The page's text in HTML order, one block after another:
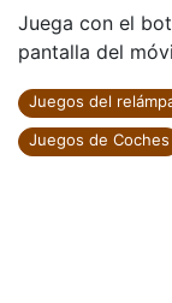
Juega con el
pantalla del
Juegos del
Juegos de Coches